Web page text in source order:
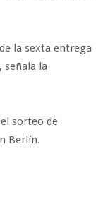
la sexta entrega
señala la
sorteo de
Berlín.